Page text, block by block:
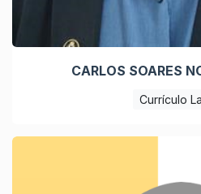
CARLOS SOARES
Currículo